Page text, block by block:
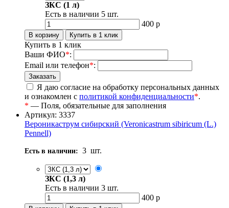
ЗКС (1 л)
Есть в наличии 5 шт.
400 р
Купить в 1 клик
Ваши ФИО*:
Email или телефон*:
Я даю согласие на обработку персональных данных
и ознакомлен с политикой конфиденциальности*.
* — Поля, обязательные для заполнения
Артикул: 3337
Вероникаструм сибирский (Veronicastrum sibiricum (L.)
Pennell)
Есть в наличии: 3 шт.
ЗКС (1,3 л)
Есть в наличии 3 шт.
400 р